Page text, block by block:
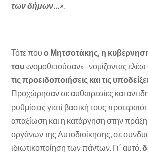
των δήμων…».
Τότε πουο Μητσοτάκης, η κυβέρνηση
του «νομοθετούσαν» -νομίζοντας
τις προειδοποιήσεις και τις
Προχώρησαν σε αυθαιρεσίες και
ρυθμίσεις γιατί βασική τους
απαξίωση και η κατάργηση στην
οργάνων της Αυτοδιοίκησης, σε
ιδιωτικοποίηση των πάντων. Γι΄ αυτό,